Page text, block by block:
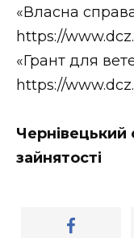
«Власна
https://
«Грант для
https://
зайнятості